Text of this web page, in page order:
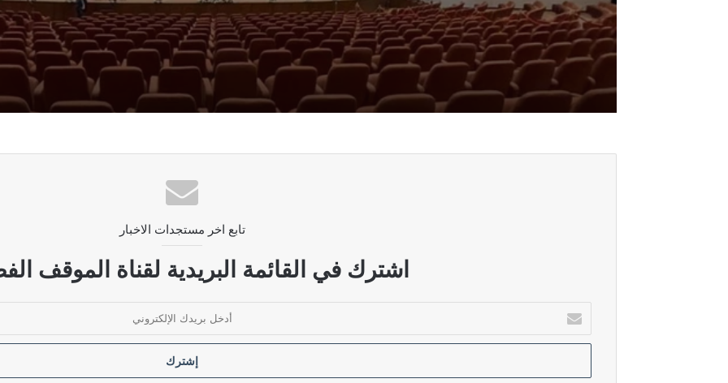
أغسطس 6, 2026
الدليمي: ضغوط امريكية وراء عرقلة اقرار قانون الحشد الشعبي
الاسدي: حسم الكابينة الوزارية يلزم الحكومة بوضع سقوف زمنية لإنهاء الأزمات الخانقة
حقوق النيابية: زيارة الزيدي إلى السعودية مرفوضة
تابع اخر مستجدات الاخبار
اشترك في القائمة البريدية لقناة الموقف
بريدك
الإلكتروني